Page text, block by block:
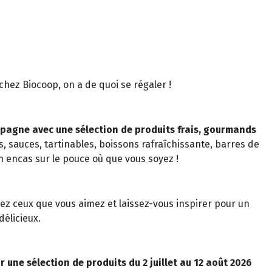
Biocoop, on a de quoi se régaler !
avec une sélection de produits frais, gourmands
sauces, tartinables, boissons rafraîchissante, barres de
sur le pouce où que vous soyez !
ceux que vous aimez et laissez-vous inspirer pour un
une sélection de produits du 2 juillet au 12 août 2026